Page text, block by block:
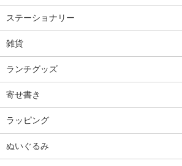
ステーショナリー
雑貨
ランチグッズ
寄せ書き
ラッピング
ぬいぐるみ